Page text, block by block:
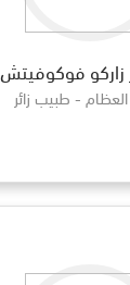
زاركو فوكوفيتش
- طبيب زائر